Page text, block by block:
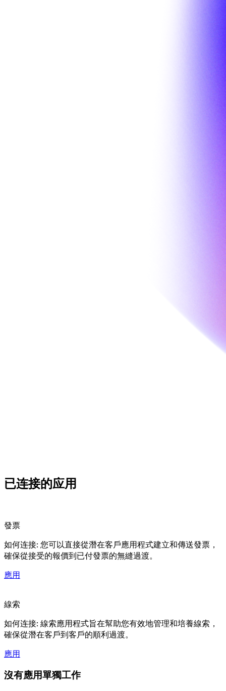
已连接的应用
發票
如何连接: 您可以直接從潛在客戶應用程式建立和傳送發票，
確保從接受的報價到已付發票的無縫過渡。
應用
線索
如何连接: 線索應用程式旨在幫助您有效地管理和培養線索，
確保從潛在客戶到客戶的順利過渡。
應用
沒有應用單獨工作